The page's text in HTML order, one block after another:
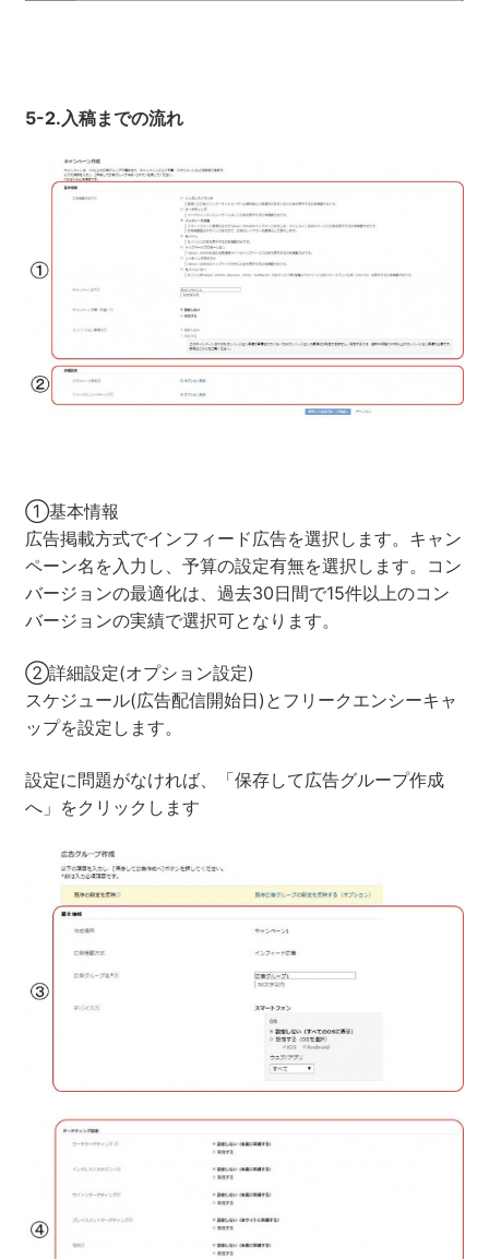
5-2.入稿までの流れ
①基本情報
広告掲載方式でインフィード広告を選択します。キャン
ペーン名を入力し、予算の設定有無を選択します。コン
バージョンの最適化は、過去30日間で15件以上のコン
バージョンの実績で選択可となります。
②詳細設定(オプション設定)
スケジュール(広告配信開始日)とフリークエンシーキャ
ップを設定します。
設定に問題がなければ、「保存して広告グループ作成
へ」をクリックします